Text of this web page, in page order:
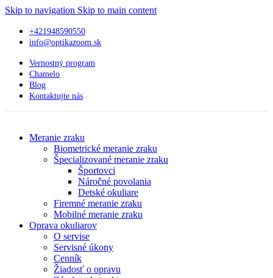
Skip to navigation Skip to main content
+421948590550
info@optikazoom.sk
Vernostný program
Chamelo
Blog
Kontaktujte nás
Meranie zraku
Biometrické meranie zraku
Špecializované meranie zraku
Športovci
Náročné povolania
Detské okuliare
Firemné meranie zraku
Mobilné meranie zraku
Oprava okuliarov
O servise
Servisné úkony
Cenník
Žiadosť o opravu